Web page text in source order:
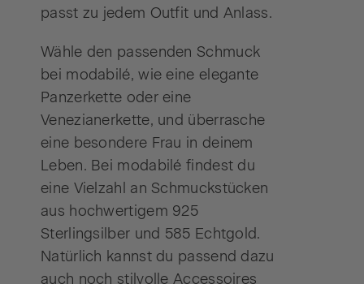
passt zu jedem Outfit und Anlass.
Wähle den passenden Schmuck
bei modabilé, wie eine elegante
Panzerkette oder eine
Venezianerkette, und überrasche
eine besondere Frau in deinem
Leben. Bei modabilé findest du
eine Vielzahl an Schmuckstücken
aus hochwertigem 925
Sterlingsilber und 585 Echtgold.
Natürlich kannst du passend dazu
auch noch stilvolle Accessoires